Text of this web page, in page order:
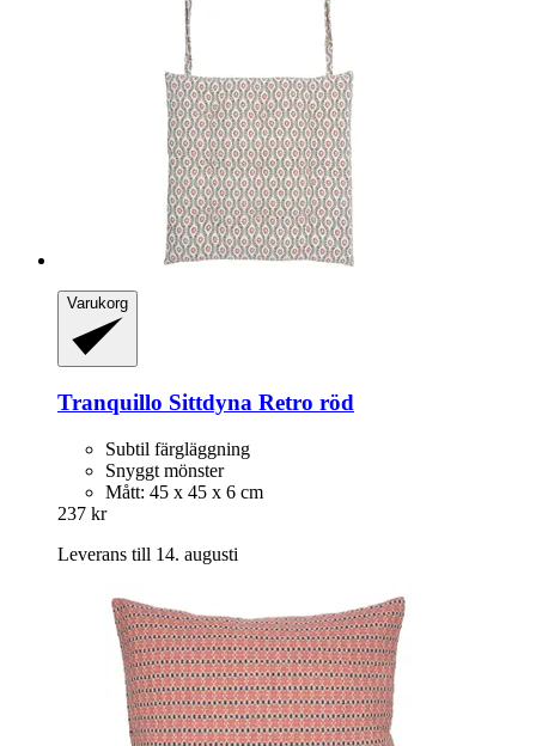
Varukorg
Tranquillo Sittdyna Retro röd
Subtil färgläggning
Snyggt mönster
Mått: 45 x 45 x 6 cm
237 kr
Leverans till 14. augusti